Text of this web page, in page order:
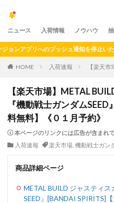
ニュース 入荷情報 ノウハウ
プリへのプッシュ通知を停止いたしま
HOME 入荷速報 【楽天
【楽天市場】METAL
『機動戦士ガンダム
料無料】《０１月予約》
本ページのリンクには広告が含まれて
入荷速報
楽天市場, 機動戦士ガン
商品詳細ページ
METAL BUILD ジャスティ
SEED』[BANDAI SPIRITS]